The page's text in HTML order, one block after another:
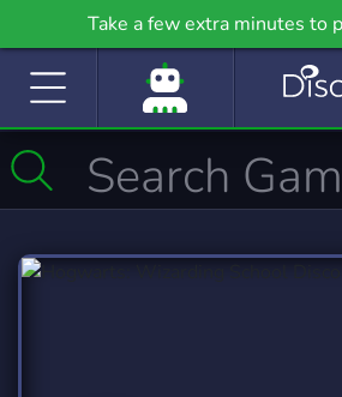
Take a few extra minutes to
community even further on